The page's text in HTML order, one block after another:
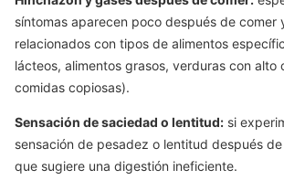
síntomas aparecen poco después de comer
relacionados con tipos de alimentos
lácteos, alimentos grasos, verduras con alto
comidas copiosas).
Sensación de saciedad o lentitud: si
sensación de pesadez o lentitud después
que sugiere una digestión ineficiente.